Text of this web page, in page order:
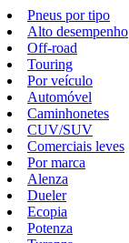
Pneus por tipo
Alto desempenho
Off-road
Touring
Por veículo
Automóvel
Caminhonetes
CUV/SUV
Comerciais leves
Por marca
Alenza
Dueler
Ecopia
Potenza